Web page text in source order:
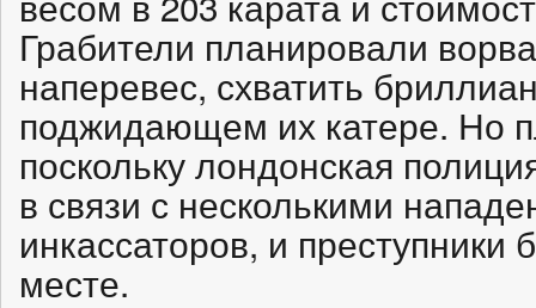
Грабители планировали
наперевес, схватить
поджидающем их катере. Но
поскольку лондонская
в связи с несколькими
инкассаторов, и
месте.